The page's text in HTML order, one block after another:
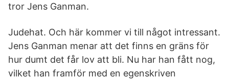
tror Jens Ganman.
Judehat. Och här kommer vi till något intressant.
Jens Ganman menar att det finns en gräns för
hur dumt det får lov att bli. Nu har han fått nog,
vilket han framför med en egenskriven